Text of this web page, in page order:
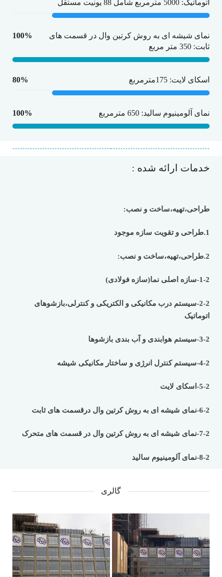
اتوماتیک: 5000 مترمربع شامل 88 یونیت مستقل
نمای شیشه ای به روش کرتین وال در قسمت های
ثابت: 350 متر مربع
100%
اسکای لایت: 175مترمربع 80%
نمای آلومینیوم سالید: 650 مترمربع 100%
خدمات ارائه شده :
طراحی،تهیه،ساخت و نصب:
1.طراحی و تقویت سازه موجود
2.طراحی،تهیه،ساخت و نصب:
1-2-سازه اصلی نما(سازه فولادی)
2-2-سیستم درب مکانیکی و الکتریکی و کنترلی،بازشوهای
اتوماتیک
3-2-سیستم هوابندی و آب بندی بازشوها
4-2-سیستم کنترل انرژی و ساختار مکانیکی شیشه
5-2-اسکای لایت
6-2-نمای شیشه ای به روش کرتین وال درقسمت های ثابت
7-2-نمای شیشه ای به روش کرتین وال در قسمت های متحرک
8-2-نمای آلومینیوم سالید
گالری